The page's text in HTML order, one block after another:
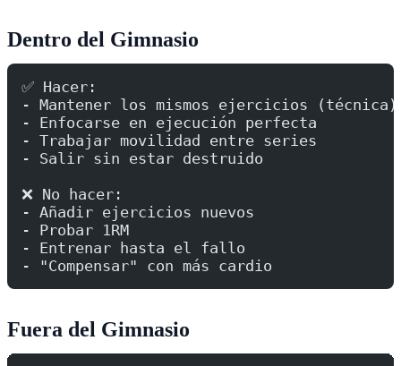
Dentro del Gimnasio
✅ Hacer:
- Mantener los mismos ejercicios (técnica)
- Enfocarse en ejecución perfecta
- Trabajar movilidad entre series
- Salir sin estar destruido
❌ No hacer:
- Añadir ejercicios nuevos
- Probar 1RM
- Entrenar hasta el fallo
- "Compensar" con más cardio
Fuera del Gimnasio